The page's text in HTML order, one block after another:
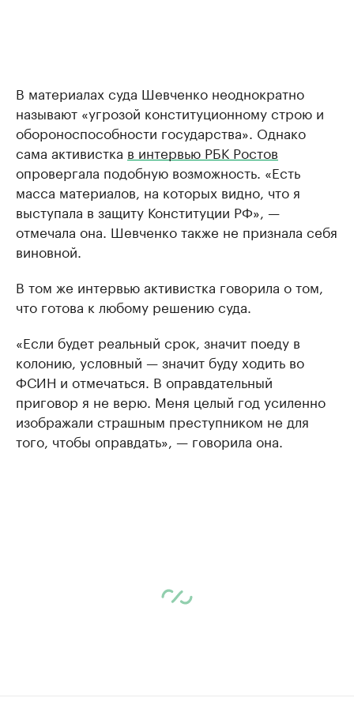
В материалах суда Шевченко неоднократно
называют «угрозой конституционному строю и
обороноспособности государства». Однако
сама активистка в интервью РБК Ростов
опровергала подобную возможность. «Есть
масса материалов, на которых видно, что я
выступала в защиту Конституции РФ», —
отмечала она. Шевченко также не признала себя
виновной.
В том же интервью активистка говорила о том,
что готова к любому решению суда.
«Если будет реальный срок, значит поеду в
колонию, условный — значит буду ходить во
ФСИН и отмечаться. В оправдательный
приговор я не верю. Меня целый год усиленно
изображали страшным преступником не для
того, чтобы оправдать», — говорила она.